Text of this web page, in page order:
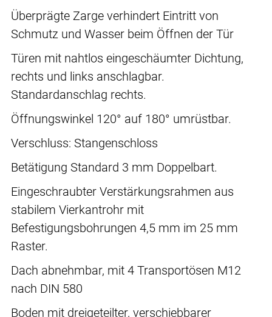
Überprägte Zarge verhindert Eintritt von
Schmutz und Wasser beim Öffnen der Tür
Türen mit nahtlos eingeschäumter Dichtung,
rechts und links anschlagbar.
Standardanschlag rechts.
Öffnungswinkel 120° auf 180° umrüstbar.
Verschluss: Stangenschloss
Betätigung Standard 3 mm Doppelbart.
Eingeschraubter Verstärkungsrahmen aus
stabilem Vierkantrohr mit
Befestigungsbohrungen 4,5 mm im 25 mm
Raster.
Dach abnehmbar, mit 4 Transportösen M12
nach DIN 580
Boden mit dreigeteilter, verschiebbarer